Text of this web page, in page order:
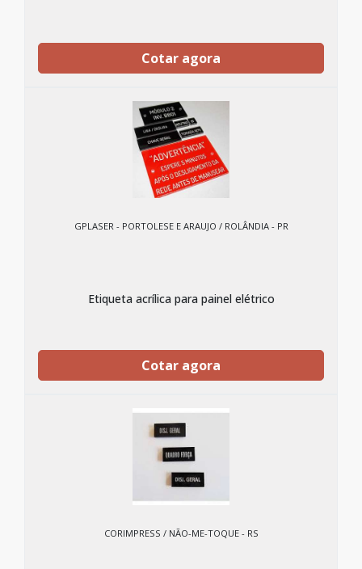
Cotar agora
GPLASER - PORTOLESE E ARAUJO / ROLÂNDIA - PR
Etiqueta acrílica para painel elétrico
Cotar agora
CORIMPRESS / NÃO-ME-TOQUE - RS